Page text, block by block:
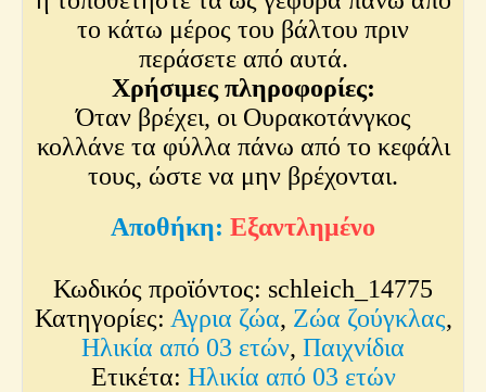
το κάτω μέρος του βάλτου πριν
περάσετε από αυτά.
Χρήσιμες πληροφορίες:
Όταν βρέχει, οι Ουρακοτάνγκος
κολλάνε τα φύλλα πάνω από το κεφάλι
τους, ώστε να μην βρέχονται.
Εξαντλημένο
Κωδικός προϊόντος: schleich_14775
Κατηγορίες: Αγρια ζώα, Ζώα ζούγκλας,
Ηλικία από 03 ετών, Παιχνίδια
Ετικέτα: Ηλικία από 03 ετών